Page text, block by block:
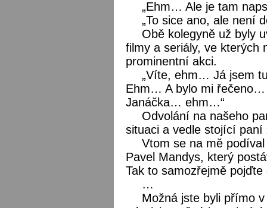
„Ehm… Ale je tam
„To sice ano, ale není
Obě kolegyně už byly
filmy a seriály, ve kterých
prominentní akci.
„Víte, ehm… Já jsem
Ehm… A bylo mi
Janáčka… ehm…“
Odvolání na našeho
situaci a vedle stojící
Vtom se na mě
Pavel Mandys, který
Tak to samozřejmě pojďte
…
Možná jste byli přímo